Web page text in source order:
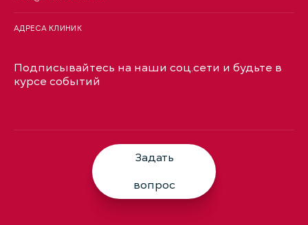
АДРЕСА КЛИНИК
Подписывайтесь на наши соц.сети и будьте в
курсе событий
Задать
вопрос